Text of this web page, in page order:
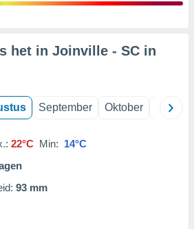
het in Joinville - SC in
September Oktober
22°C Min: 14°C
93 mm